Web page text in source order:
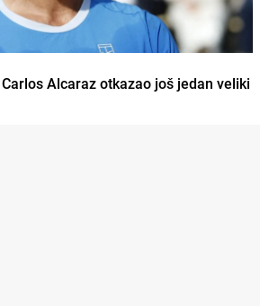
Alcaraz otkazao još jedan veliki